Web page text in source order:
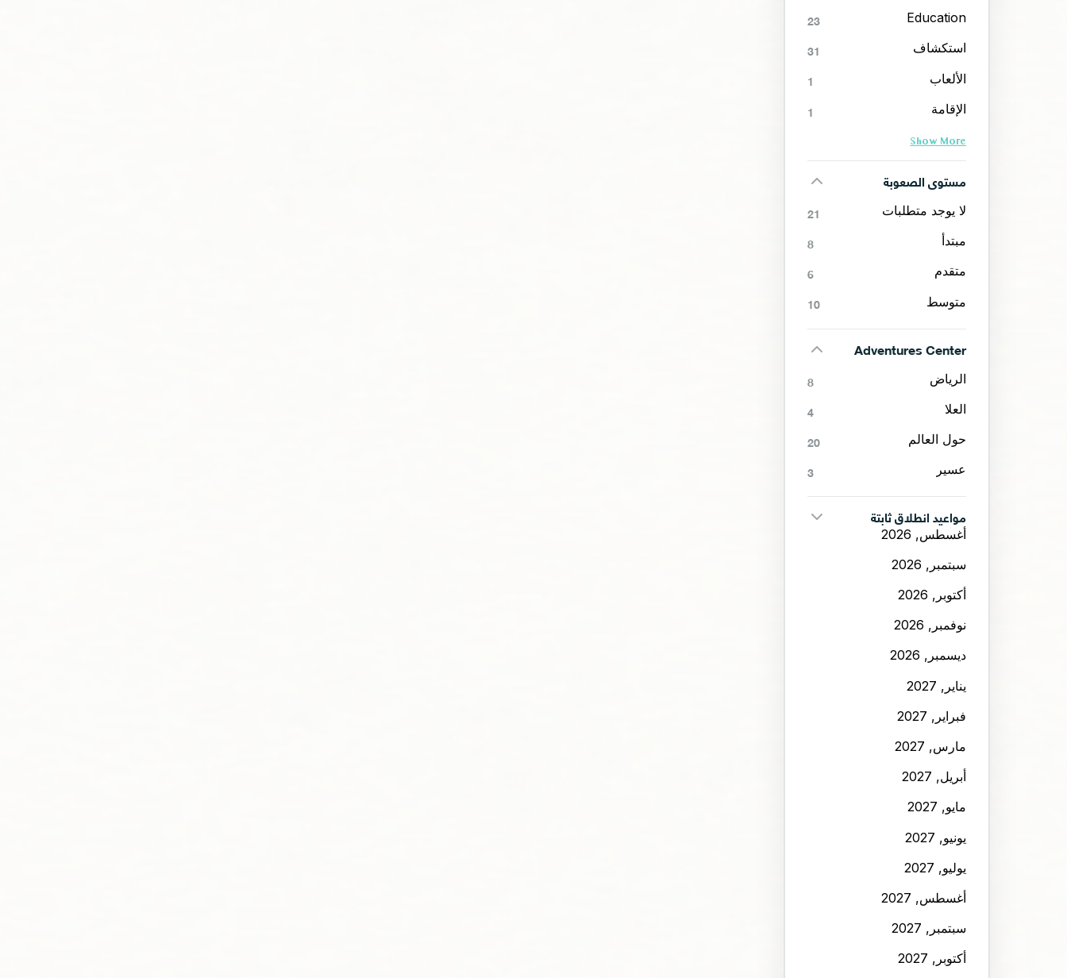
Education
23
استكشاف 31
الألعاب 1
الإقامة 1
Show More
مستوى الصعوبة
لا يوجد متطلبات 21
مبتدأ 8
متقدم 6
متوسط 10
Adventures Center
الرياض 8
العلا 4
حول العالم 20
عسير 3
مواعيد انطلاق ثابتة
أغسطس, 2026
سبتمبر, 2026
أكتوبر, 2026
نوفمبر, 2026
ديسمبر, 2026
يناير, 2027
فبراير, 2027
مارس, 2027
أبريل, 2027
مايو, 2027
يونيو, 2027
يوليو, 2027
أغسطس, 2027
سبتمبر, 2027
أكتوبر, 2027